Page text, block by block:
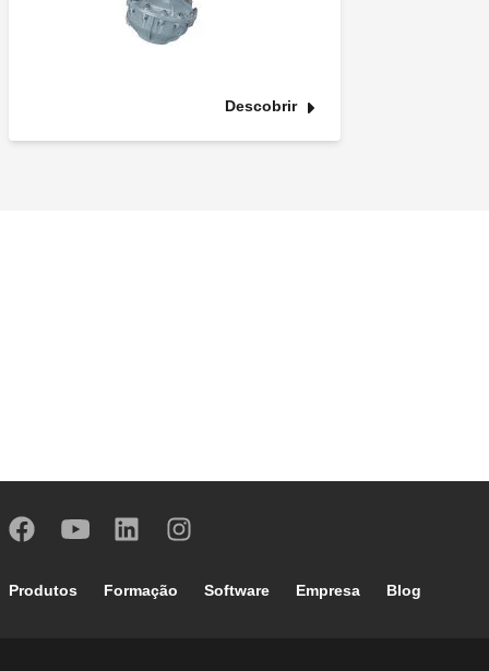
Descobrir
Footer main navigation
Produtos Formação Software Empresa Blog